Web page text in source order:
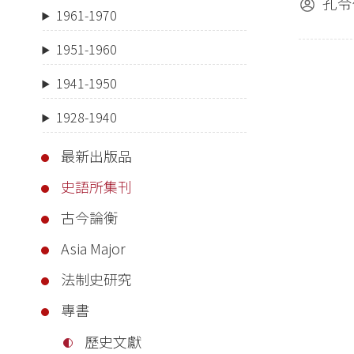
1961-1970
1951-1960
1941-1950
1928-1940
最新出版品
史語所集刊
古今論衡
Asia Major
法制史研究
專書
歷史文獻